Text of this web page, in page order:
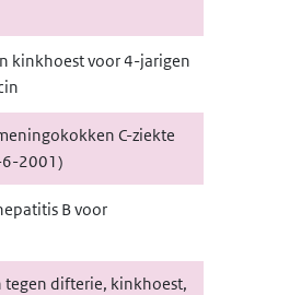
kinkhoest voor 4-jarigen
C-ziekte
2001)
B voor
tegen difterie, kinkhoest,